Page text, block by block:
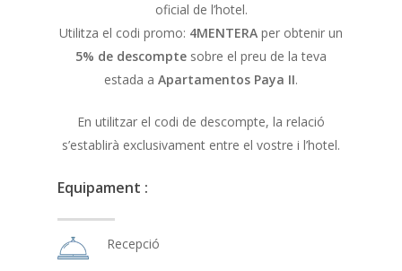
oficial de l’hotel.
Utilitza el codi promo: 4MENTERA per obtenir un
5% de descompte sobre el preu de la teva
estada a Apartamentos Paya II.
En utilitzar el codi de descompte, la relació
s’establirà exclusivament entre el vostre i l’hotel.
Equipament :
Recepció